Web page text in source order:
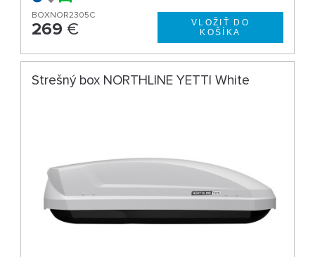
BOXNOR2305C
269 €
Strešný box NORTHLINE YETTI White